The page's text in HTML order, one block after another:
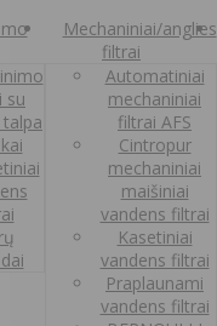
su
Mechaniniai/anglies
filtrai
Automatiniai
mechaniniai
filtrai AFS
Cintropur
mechaniniai
maišiniai
vandens filtrai
Kasetiniai
vandens filtrai
Praplaunami
vandens filtrai